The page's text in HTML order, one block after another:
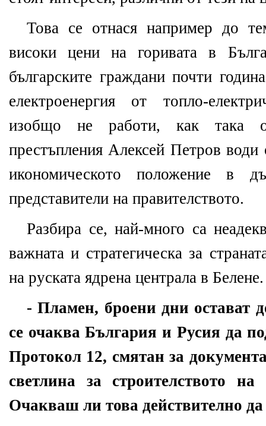
Това се отнася например до
високи цени на горивата в
българските граждани почти
електроенергия от топло-
изобщо не работи, как така
престъпления Алексей Петров
икономическото положение в
представители на правителството.
Разбира се, най-много са
важната и стратегическа за
на руската ядрена централа в
- Пламен, броени дни остават
се очаква България и Русия да
Протокол 12, смятан за
светлина за строителството
Очакваш ли това действително да